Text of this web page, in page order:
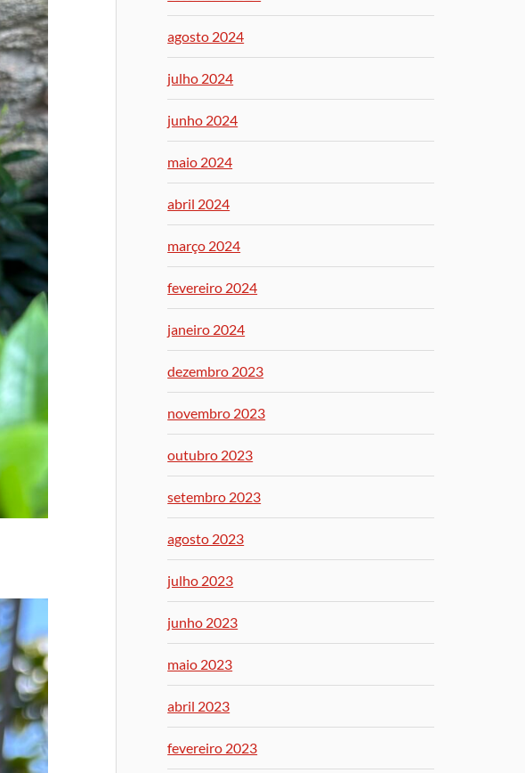
agosto 2024
julho 2024
junho 2024
maio 2024
abril 2024
março 2024
fevereiro 2024
janeiro 2024
dezembro 2023
novembro 2023
outubro 2023
setembro 2023
agosto 2023
julho 2023
junho 2023
maio 2023
abril 2023
fevereiro 2023